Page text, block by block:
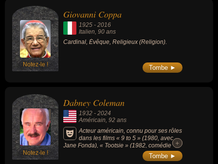
Notez-le !
Giovanni Coppa
1925 - 2016
Italien, 90 ans
Cardinal, Évêque, Religieux (Religion).
Tombe ►
Notez-le !
Dabney Coleman
1932 - 2024
Américain, 92 ans
Acteur américain, connu pour ses rôles
dans les films « 9 to 5 » (1980, avec
Jane Fonda), « Tootsie » (1982, comédie
romantique, avec Dustin Hoffman) ou encore
la série « Yellowstone » (2018, avec Kevin
+
+
Tombe ►